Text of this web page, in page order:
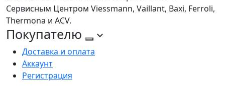
Сервисным Центром Viessmann, Vaillant, Baxi, Ferroli,
Thermona и ACV.
Покупателю
Доставка и оплата
Аккаунт
Регистрация